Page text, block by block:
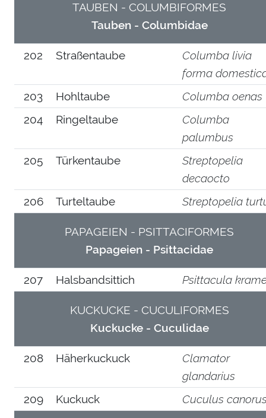
TAUBEN - COLUMBIFORMES
Tauben - Columbidae
202 Straßentaube
Columba livia
forma
203
Hohltaube
Columba oenas
204
Ringeltaube
Columba
palumbus
205
Türkentaube
Streptopelia
decaocto
206
Turteltaube Streptopelia
PAPAGEIEN - PSITTACIFORMES
Papageien - Psittacidae
207 Halsbandsittich Psittacula
KUCKUCKE - CUCULIFORMES
Kuckucke - Cuculidae
208 Häherkuckuck
Clamator
glandarius
209
Kuckuck Cuculus